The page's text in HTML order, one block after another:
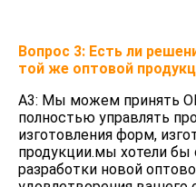
Вопрос 3: Есть ли
той же оптовой
A3: Мы можем принять
полностью управлять
изготовления форм,
продукции.мы хотели
разработки новой